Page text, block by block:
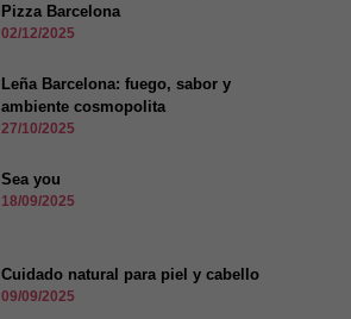
Pizza Barcelona
02/12/2025
Leña Barcelona: fuego, sabor y
ambiente cosmopolita
27/10/2025
Sea you
18/09/2025
Cuidado natural para piel y cabello
09/09/2025